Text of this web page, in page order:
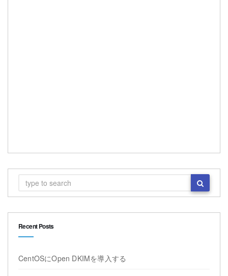
Recent Posts
CentOSにOpen DKIMを導入する